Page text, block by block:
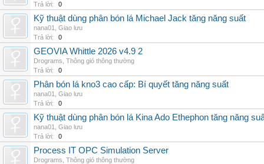
Trả lời:
0
Kỹ thuật dùng phân bón lá Michael Jack tăng năng suất
nana01
Giao lưu
Trả lời:
0
GEOVIA Whittle 2026 v4.9 2
Drograms Thông gió thông thường
Trả lời:
0
Phân bón lá kno3 cao cấp: Bí quyết tăng năng suất
nana01
Giao lưu
Trả lời:
0
Kỹ thuật dùng phân bón lá Kina Ado Ethephon tăng năng
nana01
Giao lưu
Trả lời:
0
Process IT OPC Simulation Server
Drograms Thông gió thông thường